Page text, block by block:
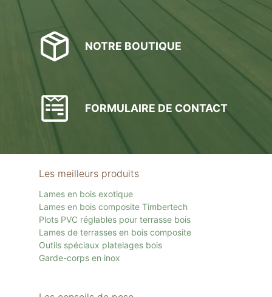
NOTRE BOUTIQUE
FORMULAIRE DE CONTACT
Les meilleurs produits
Lames en bois exotique
Lames en bois composite Timbertech
Plots PVC réglables pour terrasse bois
Lames de terrasses en bois composite
Outils spéciaux platelages bois
Garde-corps en inox